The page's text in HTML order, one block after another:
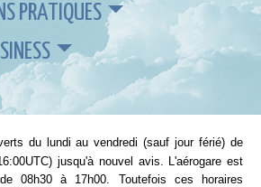
PRATIQUES
du lundi au vendredi (sauf jour férié) de
jusqu'à nouvel avis. L'aérogare est
08h30 à 17h00. Toutefois ces horaires